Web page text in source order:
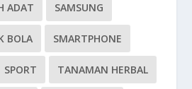
ADAT SAMSUNG
BOLA SMARTPHONE
SPORT TANAMAN HERBAL